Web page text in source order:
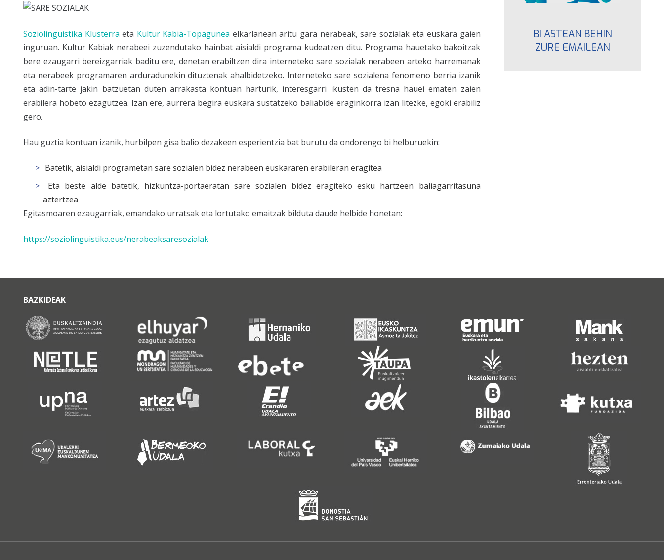
Soziolinguistika Klusterra eta Kultur Kabia-Topagunea elkarlanean aritu gara nerabeak, sare sozialak eta euskara gaien
inguruan. Kultur Kabiak nerabeei zuzendutako hainbat aisialdi programa kudeatzen ditu. Programa hauetako bakoitzak
bere ezaugarri bereizgarriak baditu ere, denetan erabiltzen dira interneteko sare sozialak nerabeen arteko harremanak
eta nerabeek programaren arduradunekin dituztenak ahalbidetzeko. Interneteko sare sozialena fenomeno berria izanik
eta adin-tarte jakin batzuetan duten arrakasta kontuan harturik, interesgarri ikusten da tresna hauei ematen zaien
erabilera hobeto ezagutzea. Izan ere, aurrera begira euskara sustatzeko baliabide eraginkorra izan litezke, egoki erabiliz
gero.
Hau guztia kontuan izanik, hurbilpen gisa balio dezakeen esperientzia bat burutu da ondorengo bi helburuekin:
Batetik, aisialdi programetan sare sozialen bidez nerabeen euskararen erabileran eragitea
Eta beste alde batetik, hizkuntza-portaeratan sare sozialen bidez eragiteko esku hartzeen baliagarritasuna
aztertzea
Egitasmoaren ezaugarriak, emandako urratsak eta lortutako emaitzak bilduta daude helbide honetan:
https://soziolinguistika.eus/nerabeaksaresozialak
BI ASTEAN BEHIN
ZURE EMAILEAN
BAZKIDEAK